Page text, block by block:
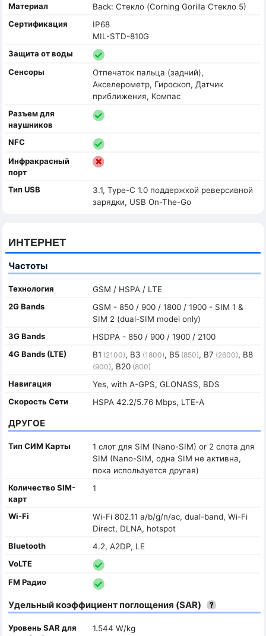
Материал
Back: Стекло (Corning Gorilla Стекло 5)
Сертификация
IP68
MIL-STD-810G
Защита от воды
Сенсоры
Отпечаток пальца (задний),
Акселерометр, Гироскоп, Датчик
приближения, Компас
Разъем для
наушников
NFC
Инфракрасный
порт
Тип USB
3.1, Type-C 1.0 поддержкой реверсивной
зарядки, USB On-The-Go
ИНТЕРНЕТ
Частоты
Технология
GSM / HSPA / LTE
2G Bands
GSM - 850 / 900 / 1800 / 1900 - SIM 1 &
SIM 2 (dual-SIM model only)
3G Bands
HSDPA - 850 / 900 / 1900 / 2100
4G Bands (LTE)
B1 (2100), B3 (1800), B5(850), B7 (2600), B8
(900), B20(800)
Навигация
Yes, with A-GPS, GLONASS, BDS
Скорость Сети
HSPA 42.2/5.76 Mbps, LTE-A
ДРУГОЕ
Тип СИМ Карты
1 слот для SIM (Nano-SIM) or 2 слота для
SIM (Nano-SIM, одна SIM не активна,
пока используется другая)
Количество SIM-
карт
1
Wi-Fi
Wi-Fi 802.11 a/b/g/n/ac, dual-band, Wi-Fi
Direct, DLNA, hotspot
Bluetooth
4.2, A2DP, LE
VoLTE
FM Радио
Удельный коэффициент поглощения (SAR)
Уровень SAR для
1.544 W/kg